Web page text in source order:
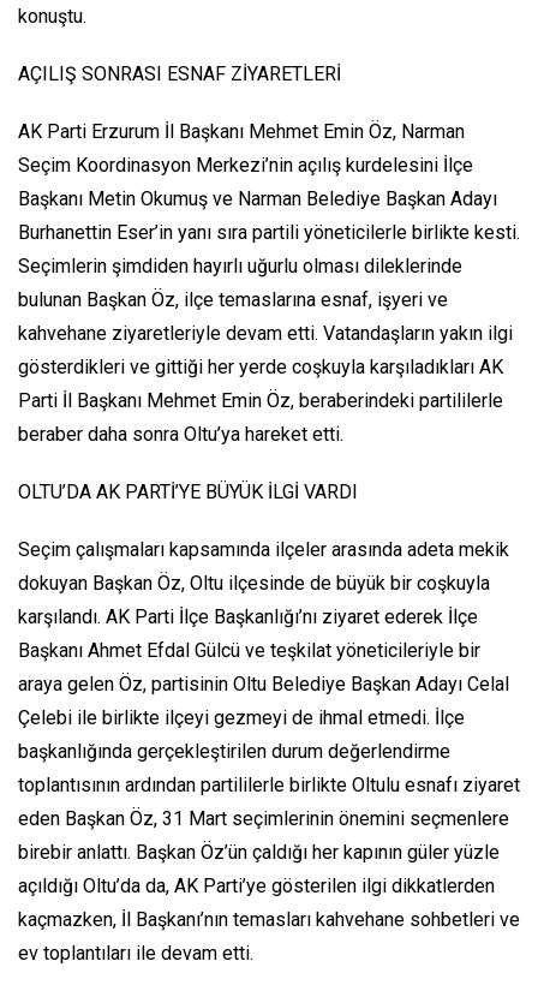
konuştu.
AÇILIŞ SONRASI ESNAF ZİYARETLERİ
AK Parti Erzurum İl Başkanı Mehmet Emin Öz, Narman
Seçim Koordinasyon Merkezi’nin açılış kurdelesini İlçe
Başkanı Metin Okumuş ve Narman Belediye Başkan Adayı
Burhanettin Eser’in yanı sıra partili yöneticilerle birlikte kesti.
Seçimlerin şimdiden hayırlı uğurlu olması dileklerinde
bulunan Başkan Öz, ilçe temaslarına esnaf, işyeri ve
kahvehane ziyaretleriyle devam etti. Vatandaşların yakın ilgi
gösterdikleri ve gittiği her yerde coşkuyla karşıladıkları AK
Parti İl Başkanı Mehmet Emin Öz, beraberindeki partililerle
beraber daha sonra Oltu’ya hareket etti.
OLTU’DA AK PARTİ’YE BÜYÜK İLGİ VARDI
Seçim çalışmaları kapsamında ilçeler arasında adeta mekik
dokuyan Başkan Öz, Oltu ilçesinde de büyük bir coşkuyla
karşılandı. AK Parti İlçe Başkanlığı’nı ziyaret ederek İlçe
Başkanı Ahmet Efdal Gülcü ve teşkilat yöneticileriyle bir
araya gelen Öz, partisinin Oltu Belediye Başkan Adayı Celal
Çelebi ile birlikte ilçeyi gezmeyi de ihmal etmedi. İlçe
başkanlığında gerçekleştirilen durum değerlendirme
toplantısının ardından partililerle birlikte Oltulu esnafı ziyaret
eden Başkan Öz, 31 Mart seçimlerinin önemini seçmenlere
birebir anlattı. Başkan Öz’ün çaldığı her kapının güler yüzle
açıldığı Oltu’da da, AK Parti’ye gösterilen ilgi dikkatlerden
kaçmazken, İl Başkanı’nın temasları kahvehane sohbetleri ve
ev toplantıları ile devam etti.